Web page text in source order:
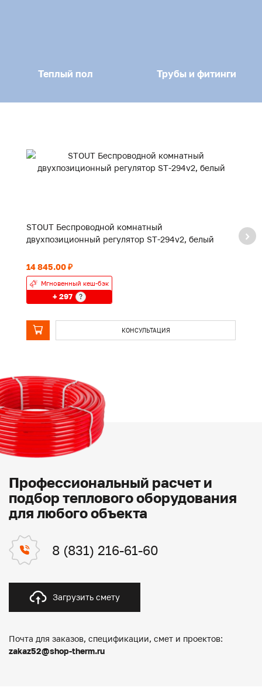
Теплый пол Трубы и фитинги
STOUT Беспроводной комнатный
двухпозиционный регулятор ST-294v2, белый
14 845.00 ₽
Мгновенный кеш-бэк
+ 297 ?
КОНСУЛЬТАЦИЯ
Профессиональный расчет и
подбор теплового оборудования
для любого объекта
8 (831) 216-61-60
Загрузить смету
Почта для заказов, спецификации, смет и проектов:
zakaz52@shop-therm.ru